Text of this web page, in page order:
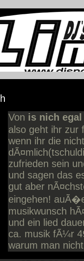
Von is nich egal
also geht ihr zur
wenn ihr die
zufrieden sein
und sagen das
gut aber
eingehen!
musikwunsch
und ein lied
ca. musik fÃ¼r
warum man